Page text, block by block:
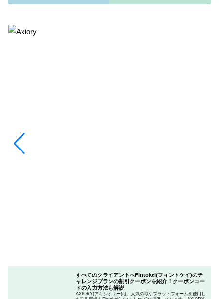
すべてのクライアントへFintokei(フィントケイ)のチ
ャレンジプランの割引クーポンを紹介！クーポンコー
ドの入力方法も解説
AXIORY(アキシオリー)は、人気の取引プラットフォームを使用し